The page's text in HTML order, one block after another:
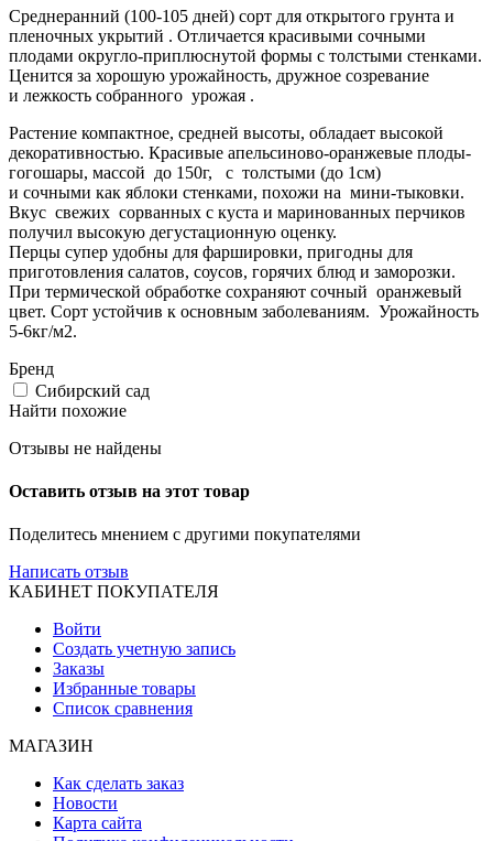
Среднеранний (100-105 дней) сорт для открытого грунта и
пленочных укрытий . Отличается красивыми сочными
плодами округло-приплюснутой формы с толстыми стенками.
Ценится за хорошую урожайность, дружное созревание
и лежкость собранного урожая .
Растение компактное, средней высоты, обладает высокой
декоративностью. Красивые апельсиново-оранжевые плоды-
гогошары, массой до 150г, с толстыми (до 1см)
и сочными как яблоки стенками, похожи на мини-тыковки.
Вкус свежих сорванных с куста и маринованных перчиков
получил высокую дегустационную оценку.
Перцы супер удобны для фаршировки, пригодны для
приготовления салатов, соусов, горячих блюд и заморозки.
При термической обработке сохраняют сочный оранжевый
цвет. Сорт устойчив к основным заболеваниям. Урожайность
5-6кг/м2.
Бренд
Сибирский сад
Найти похожие
Отзывы не найдены
Оставить отзыв на этот товар
Поделитесь мнением с другими покупателями
Написать отзыв
КАБИНЕТ ПОКУПАТЕЛЯ
Войти
Создать учетную запись
Заказы
Избранные товары
Список сравнения
МАГАЗИН
Как сделать заказ
Новости
Карта сайта